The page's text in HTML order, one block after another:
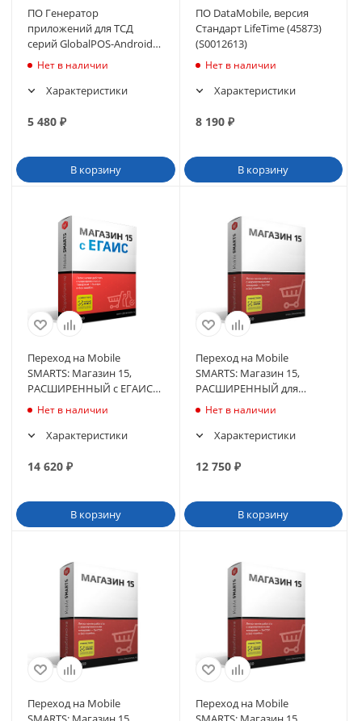
ПО Генератор
приложений для ТСД
серий GlobalPOS-Android
(предустановлен на ТСД)
Нет в наличии
Характеристики
5 480 ₽
В корзину
ПО DataMobile, версия
Стандарт LifeTime (45873)
(S0012613)
Нет в наличии
Характеристики
8 190₽
В корзину
Переход на Mobile
SMARTS: Магазин 15,
РАСШИРЕННЫЙ с ЕГАИС
для «1С: Розница» 2.3.1.30 и
Нет в наличии
Характеристики
14 620 ₽
В корзину
Переход на Mobile
SMARTS: Магазин 15,
РАСШИРЕННЫЙ для
«1С:УТ 11.4» 11.4.1.241 и
Нет в наличии
Характеристики
12 750₽
В корзину
Переход на Mobile
Переход на Mobile